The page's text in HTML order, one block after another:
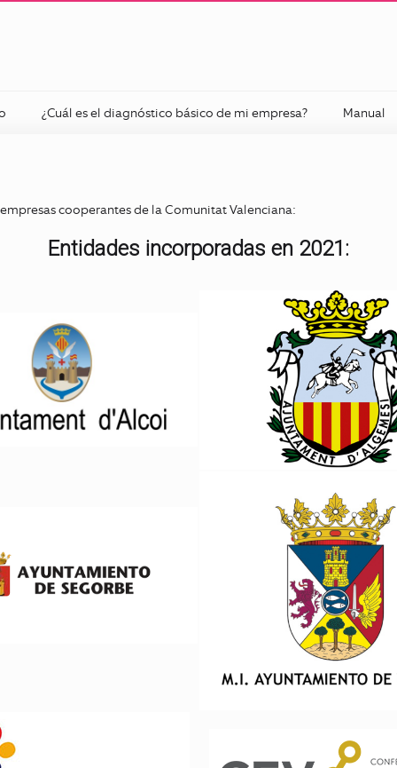
¿Cuál es el diagnóstico básico de mi empresa? Manual
cooperantes de la Comunitat Valenciana:
Entidades incorporadas en 2021: